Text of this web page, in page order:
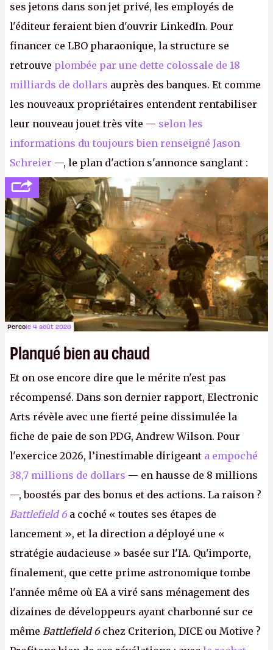
ses jetons dans son jet privé, les employés de
l'éditeur feraient bien d'ouvrir LinkedIn. Pour
financer ce LBO pharaonique, la structure se
retrouve plombée par une dette colossale de 18
milliards de dollars auprès des banques. Et comme
les nouveaux propriétaires entendent rentabiliser
leur nouveau jouet très vite — selon les
informations du toujours bien renseigné Jason
Schreier —, le plan d'action s'annonce sanglant :
réductions de coûts drastiques, fermetures de
studios et licenciements massifs. En gros, essorer
FCetBattlefield, puis virer le reste.P.
Percole 4 août 2026
Planqué bien au chaud
Et on ose encore dire que le mérite n'est pas
récompensé. Dans son dernier rapport, Electronic
Arts révèle avec une fierté peine dissimulée la
fiche de paie de son PDG, Andrew Wilson. Pour
l'exercice 2026, l’inestimable dirigeant a empoché
38,7 millions de dollars — en hausse de 8 millions
—, boostés par des bonus et des actions. La raison ?
Battlefield 6 a coché « toutes ses étapes de
lancement », et la direction a déployé une «
stratégie audacieuse » basée sur l'IA. Qu'importe,
finalement, que cette prime astronomique tombe
l'année même où EA a viré sans ménagement des
dizaines de développeurs ayant charbonné sur ce
même Battlefield 6chez Criterion, DICE ou Motive ?